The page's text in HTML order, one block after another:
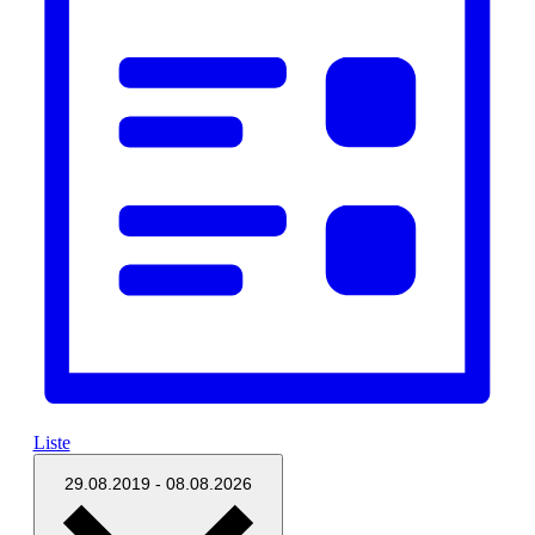
Liste
29.08.2019 - 08.08.2026
Datum